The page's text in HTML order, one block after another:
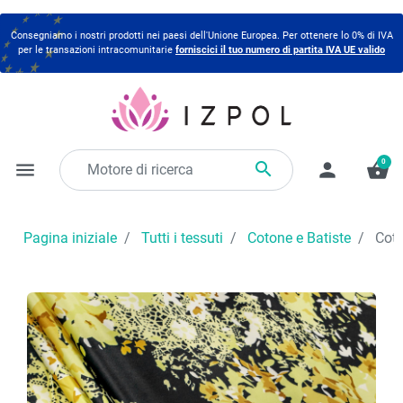
Consegniamo i nostri prodotti nei paesi dell'Unione Europea. Per ottenere lo 0% di IVA
per le transazioni intracomunitarie forniscici il tuo numero di partita IVA UE valido
menu  person shopping_basket
0
Pagina iniziale Tutti i tessuti Cotone e Batiste